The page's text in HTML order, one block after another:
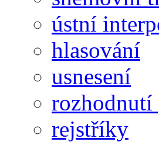
ústní
hlasování
usnesení
rozhodnutí
rejstříky